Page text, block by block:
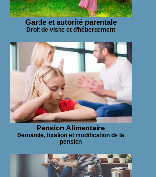
Garde et autorité parentale
Droit de visite et d'hébergement
Pension Alimentaire
Demande, fixation et modification de la
pension